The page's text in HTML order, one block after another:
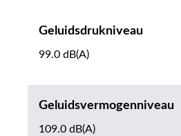
Geluidsdrukniveau
99.0 dB(A)
Geluidsvermogenniveau
109.0 dB(A)